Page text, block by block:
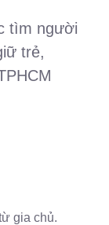
tìm người
trẻ,
gia chủ.